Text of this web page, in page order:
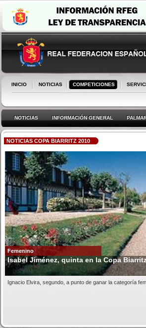
INICIO NOTICIAS COMPETICIONES
NOTICIAS INFORMACIÓN GENERAL
NOTICIAS COPA BIARRITZ 2010
Femenino
Isabel Jiménez, quinta en la Copa
Ignacio Elvira, segundo, a punto de ganar la categoría